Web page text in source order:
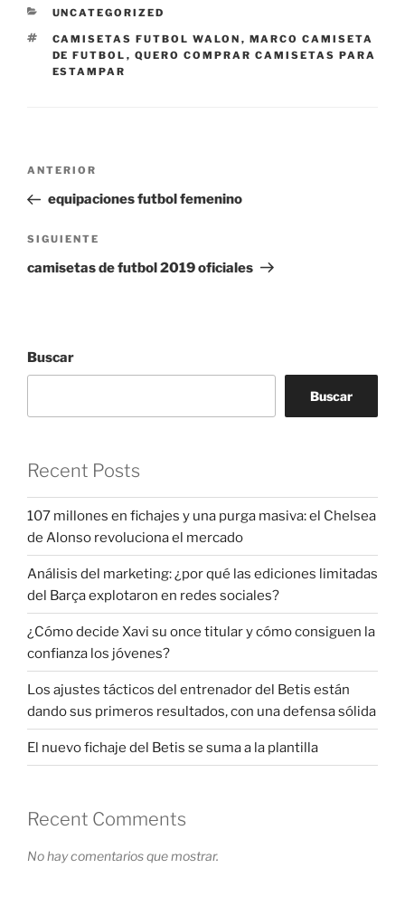
CATEGORÍAS
UNCATEGORIZED
ETIQUETAS
CAMISETAS FUTBOL WALON , MARCO CAMISETA
DE FUTBOL , QUERO COMPRAR CAMISETAS PARA
ESTAMPAR
Navegación
entradas
Entrada
anterior:
ANTERIOR
equipaciones futbol femenino
Siguiente
entrada
SIGUIENTE
camisetas de futbol 2019 oficiales
Buscar
Buscar
Recent Posts
107 millones en fichajes y una purga masiva: el Chelsea
de Alonso revoluciona el mercado
Análisis del marketing: ¿por qué las ediciones limitadas
del Barça explotaron en redes sociales?
¿Cómo decide Xavi su once titular y cómo consiguen la
confianza los jóvenes?
Los ajustes tácticos del entrenador del Betis están
dando sus primeros resultados, con una defensa sólida
El nuevo fichaje del Betis se suma a la plantilla
Recent Comments
No hay comentarios que mostrar.